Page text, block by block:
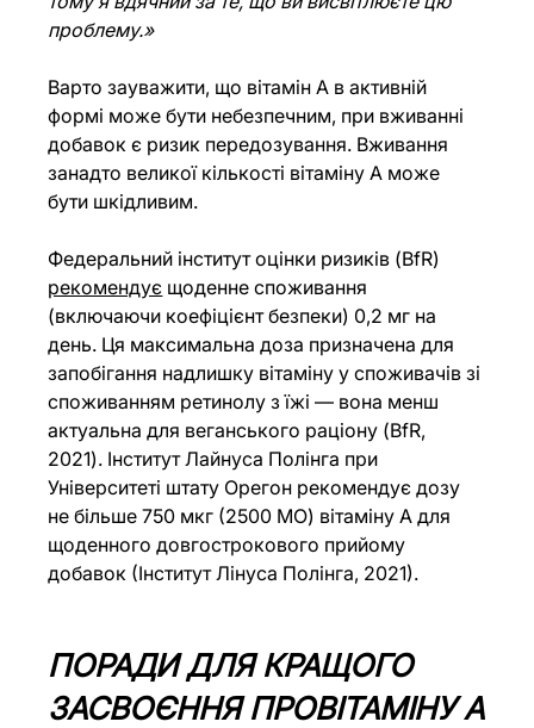
проблему.»
Варто зауважити, що вітамін А в активній
формі може бути небезпечним, при вживанні
добавок є ризик передозування. Вживання
занадто великої кількості вітаміну А може
бути шкідливим.
Федеральний інститут оцінки ризиків (BfR)
рекомендує щоденне споживання
(включаючи коефіцієнт безпеки) 0,2 мг на
день. Ця максимальна доза призначена для
запобігання надлишку вітаміну у споживачів зі
споживанням ретинолу з їжі — вона менш
актуальна для веганського раціону (BfR,
2021). Інститут Лайнуса Полінга при
Університеті штату Орегон рекомендує дозу
не більше 750 мкг (2500 МО) вітаміну А для
щоденного довгострокового прийому
добавок (Інститут Лінуса Полінга, 2021).
ПОРАДИ ДЛЯ КРАЩОГО
ЗАСВОЄННЯ ПРОВІТАМІНУ А